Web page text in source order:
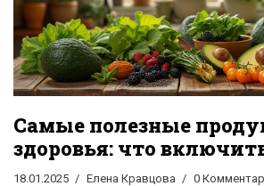
достижения.
Самые полезные
здоровья: что
рацион
18.01.2025 Елена Кравцова 0